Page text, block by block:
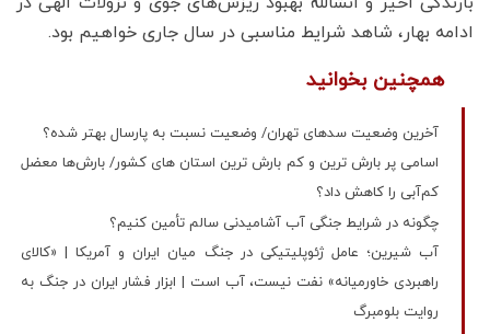
ادامه بهار، شاهد شرایط مناسبی در سال جاری خواهیم بود.
همچنین بخوانید
آخرین وضعیت سدهای تهران/ وضعیت نسبت به پارسال بهتر شده؟
اسامی پر بارش ترین و کم بارش ترین استان های کشور/ بارش‌ها معضل
کم‌آبی را کاهش داد؟
چگونه در شرایط جنگی آب آشامیدنی سالم تأمین کنیم؟
آب شیرین؛ عامل ژئوپلیتیکی در جنگ میان ایران و آمریکا | «کالای
راهبردی خاورمیانه» نفت نیست، آب است | ابزار فشار ایران در جنگ به
روایت بلومبرگ